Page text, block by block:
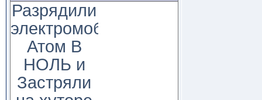
Разрядили
электромобиль
Атом В
НОЛЬ и
Застряли